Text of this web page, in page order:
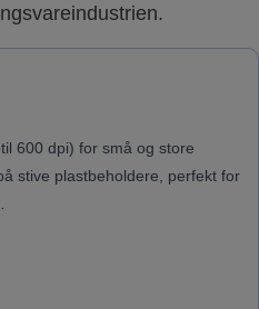
600 dpi) for små og store
stive plastbeholdere, perfekt for